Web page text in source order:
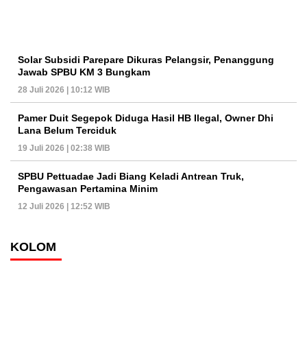
Solar Subsidi Parepare Dikuras Pelangsir, Penanggung
Jawab SPBU KM 3 Bungkam
28 Juli 2026 | 10:12 WIB
Pamer Duit Segepok Diduga Hasil HB Ilegal, Owner Dhi
Lana Belum Terciduk
19 Juli 2026 | 02:38 WIB
SPBU Pettuadae Jadi Biang Keladi Antrean Truk,
Pengawasan Pertamina Minim
12 Juli 2026 | 12:52 WIB
KOLOM